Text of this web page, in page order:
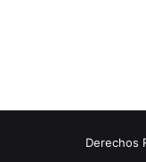
Derechos